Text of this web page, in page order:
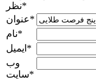
نظر*
عنوان*
نام*
ایمیل *
وب
سایت*